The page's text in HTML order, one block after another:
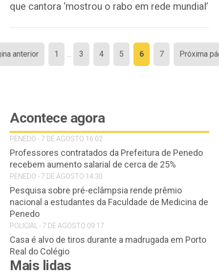
que cantora ‘mostrou o rabo em rede mundial’
Paginação
de
anterior 1 … 3 4 5 6 7 Próxima
Acontece agora
PENEDO - 7 DE AGOSTO 16:02
Professores contratados da Prefeitura de Penedo
recebem aumento salarial de cerca de 25%
PENEDO - 7 DE AGOSTO 14:30
Pesquisa sobre pré-eclâmpsia rende prêmio
nacional a estudantes da Faculdade de Medicina de
Penedo
POLICIAL - 7 DE AGOSTO 09:17
Casa é alvo de tiros durante a madrugada em Porto
Real do Colégio
Mais lidas